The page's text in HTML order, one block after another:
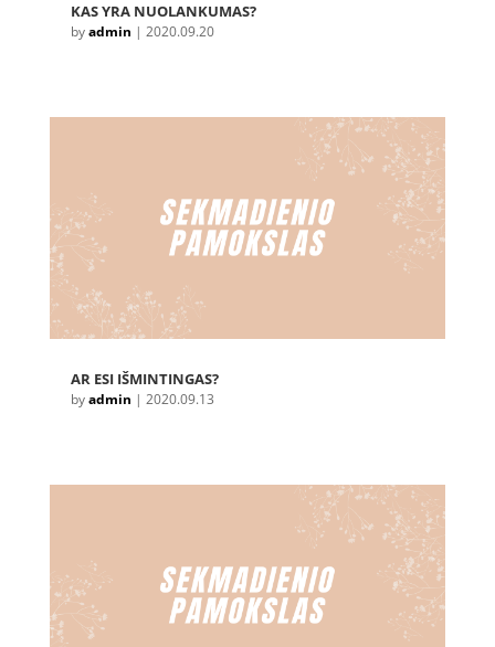
KAS YRA NUOLANKUMAS?
byadmin | 2020.09.20
AR ESI IŠMINTINGAS?
byadmin | 2020.09.13